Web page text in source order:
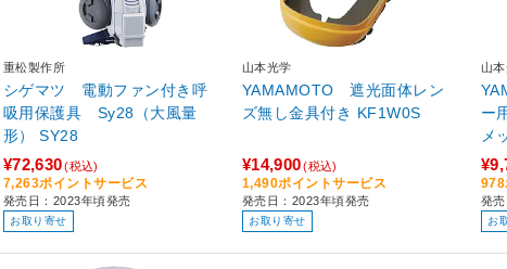
重松製作所
シゲマツ 電動ファン付き呼
吸用保護具 Sy28（大風量
形） SY28
¥72,630(税込)
7,263ポイントサービス
発売日：2023年頃発売
お取り寄せ
山本光学
YAMAMOTO 遮光面体レン
ズ無し金具付き KF1W0S
¥14,900(税込)
1,490ポイントサービス
発売日：2023年頃発売
お取り寄せ
山
ー
978
発
お